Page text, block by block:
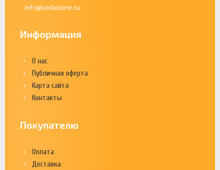
info@vodazone.ru
Информация
О нас
Публичная оферта
Карта сайта
Контакты
Покупателю
Оплата
Доставка